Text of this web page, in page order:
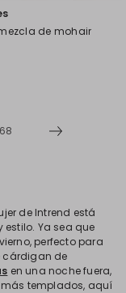
de mohair
68
de Intrend está
Ya sea que
perfecto para
cárdigan de
en una noche fuera,
templados, aquí